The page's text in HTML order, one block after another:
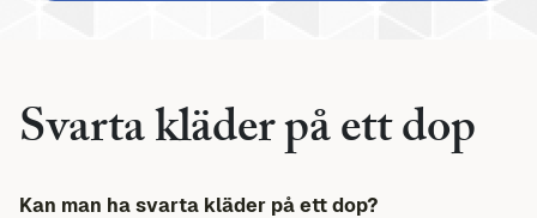
Svarta kläder på ett dop
Kan man ha svarta kläder på ett dop?